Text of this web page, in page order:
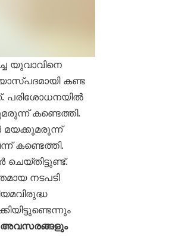
യുവാവിനെ
കണ്ട
പരിശോധനയിൽ
കണ്ടെത്തി.
കണ്ടെത്തി.
ചെയ്തിട്ടുണ്ട്.
നടപടി
അവസരങ്ങളും